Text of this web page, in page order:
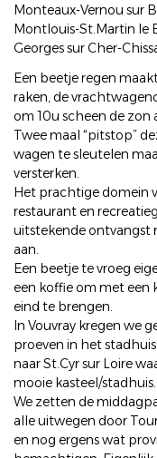
Monteaux-Vernou sur
Montlouis-St.Martin le
Georges sur Cher-
Een beetje regen
raken, de
om 10u scheen de zon
Twee maal “pitstop”
wagen te sleutelen
versterken.
Het prachtige domein
restaurant en
uitstekende ontvangst
aan.
Een beetje te vroeg
een koffie om met een
eind te brengen.
In Vouvray kregen we
proeven in het
naar St.Cyr sur Loire
mooie kasteel/stadhuis.
We zetten de
alle uitwegen door
en nog ergens wat